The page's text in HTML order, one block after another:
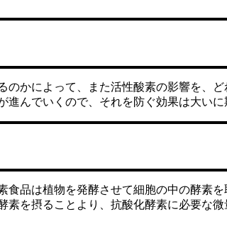
かによって、また活性酸素の影響を、
んでいくので、それを防ぐ効果は大いに
品は植物を発酵させて細胞の中の酵素
を摂ることより、抗酸化酵素に必要な微